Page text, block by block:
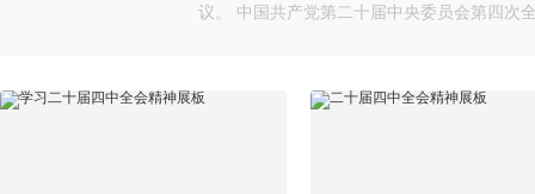
议。 中国共产党第二十届中央委员会第四次